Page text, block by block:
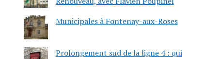
Municipales à Fontenay-aux-Roses
Prolongement sud de la ligne 4 : qui